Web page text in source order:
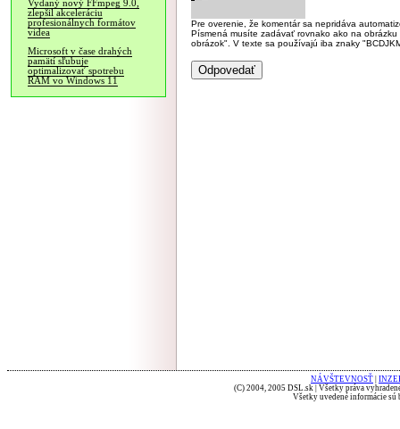
Vydaný nový FFmpeg 9.0,
zlepšil akceleráciu
profesionálnych formátov
videa
Microsoft v čase drahých
pamätí sľubuje
optimalizovať spotrebu
RAM vo Windows 11
Pre overenie, že komentár sa nepridáva
Písmená musíte zadávať rovnako ako na
obrázok". V texte sa používajú iba znaky
NÁVŠTEVNOSŤ
(C) 2004, 2005 DSL.sk | Všetky práva
Všetky uvedené informácie sú